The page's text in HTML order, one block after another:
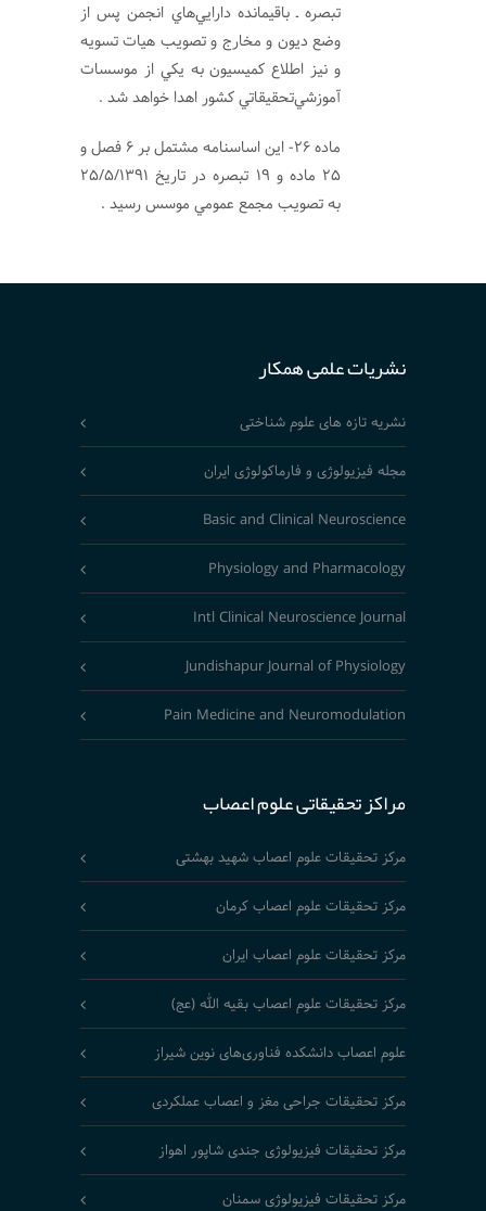
تبصره ـ باقيمانده دارايي‌هاي انجمن پس از
وضع ديون و مخارج و تصويب هيات تسويه
و نيز اطلاع کميسيون به يكي از موسسات
آموزشي‌تحقيقاتي كشور اهدا خواهد شد .
ماده 26- اين اساسنامه مشتمل بر 6 فصل و
25 ماده و 19 تبصره در تاريخ 25/5/1391
به تصويب مجمع عمومي موسس رسيد .
نشریات علمی همکار
نشریه تازه های علوم شناختی
مجله فیزیولوژی و فارماکولوژی ایران
Basic and Clinical Neuroscience
Physiology and Pharmacology
Intl Clinical Neuroscience Journal
Jundishapur Journal of Physiology
Pain Medicine and Neuromodulation
مراکز تحقیقاتی علوم اعصاب
مرکز تحقیقات علوم اعصاب شهید بهشتی
مرکز تحقیقات علوم اعصاب کرمان
مرکز تحقیقات علوم اعصاب ایران
مرکز تحقیقات علوم اعصاب بقیه الله (عج)
علوم اعصاب دانشکده فناوری‌های نوین شیراز
مرکز تحقیقات جراحی مغز و اعصاب عملکردی
مرکز تحقیقات فیزیولوژی جندی شاپور اهواز
مرکز تحقیقات فیزیولوژی سمنان